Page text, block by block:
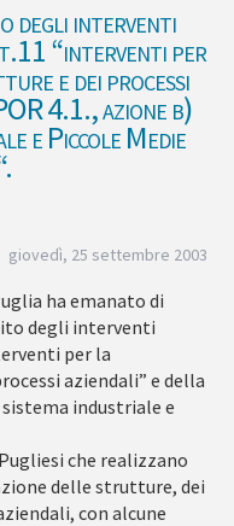
degli interventi
“interventi per
e dei processi
4.1., azione b)
e Piccole Medie
giovedì, 25 settembre 2003
ha emanato di
degli interventi
per la
aziendali” e della
sistema industriale e
che realizzano
delle strutture, dei
con alcune